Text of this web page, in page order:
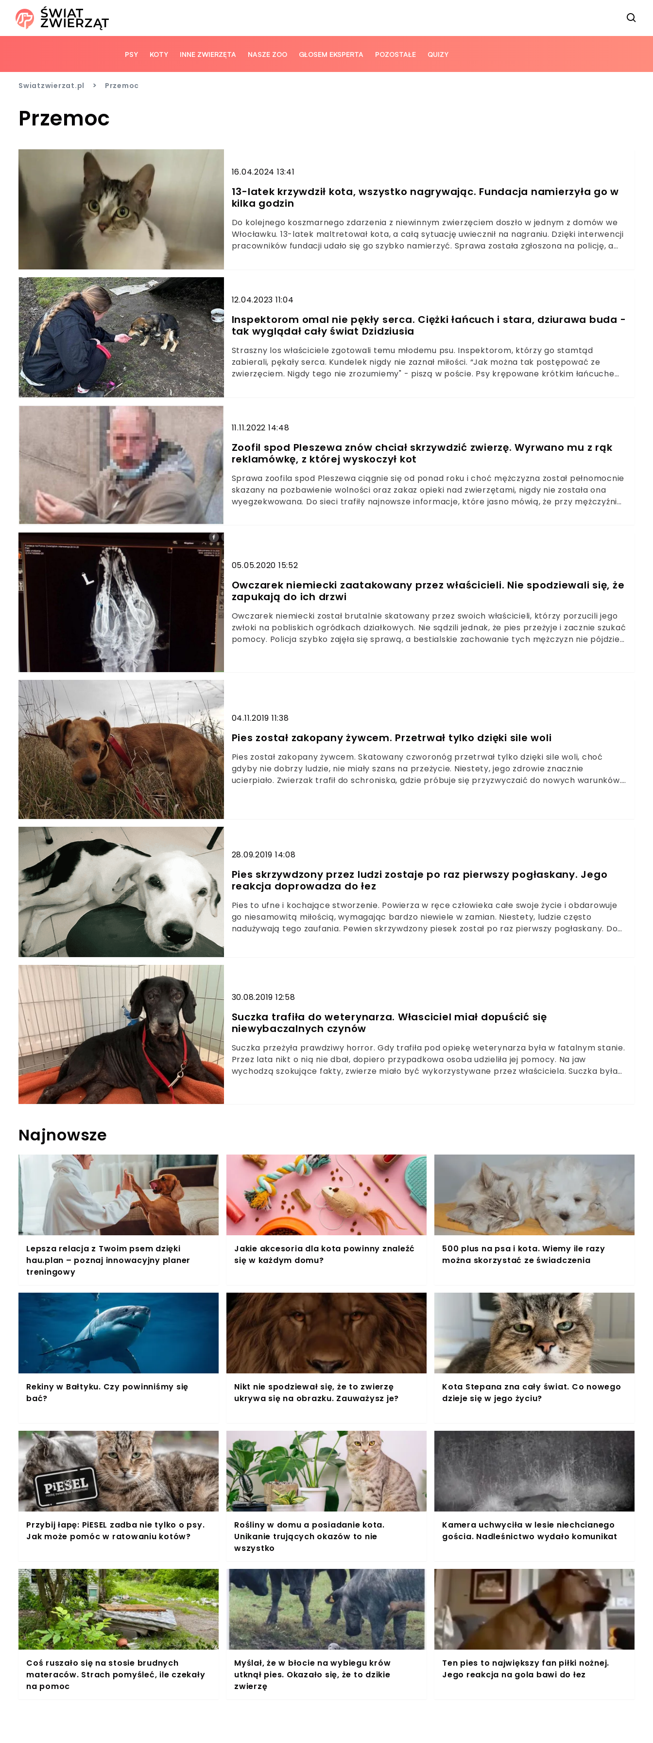
PSY KOTY INNE ZWIERZĘTA NASZE ZOO GŁOSEM EKSPERTA POZOSTAŁE QUIZY
Swiatzwierzat.pl > Przemoc
Przemoc
16.04.2024 13:41
13-latek krzywdził kota, wszystko nagrywając. Fundacja namierzyła go w
kilka godzin
Do kolejnego koszmarnego zdarzenia z niewinnym zwierzęciem doszło w jednym z domów we
Włocławku. 13-latek maltretował kota, a całą sytuację uwiecznił na nagraniu. Dzięki interwencji
pracowników fundacji udało się go szybko namierzyć. Sprawa została zgłoszona na policję, a
12.04.2023 11:04
Inspektorom omal nie pękły serca. Ciężki łańcuch i stara, dziurawa buda -
tak wyglądał cały świat Dzidziusia
Straszny los właściciele zgotowali temu młodemu psu. Inspektorom, którzy go stamtąd
zabierali, pękały serca. Kundelek nigdy nie zaznał miłości. “Jak można tak postępować ze
zwierzęciem. Nigdy tego nie zrozumiemy" - piszą w poście. Psy krępowane krótkim łańcuchem,
11.11.2022 14:48
Zoofil spod Pleszewa znów chciał skrzywdzić zwierzę. Wyrwano mu z rąk
reklamówkę, z której wyskoczył kot
Sprawa zoofila spod Pleszewa ciągnie się od ponad roku i choć mężczyzna został pełnomocnie
skazany na pozbawienie wolności oraz zakaz opieki nad zwierzętami, nigdy nie została ona
wyegzekwowana. Do sieci trafiły najnowsze informacje, które jasno mówią, że przy mężczyźnie
nad zwierzętami, odebrano kolejną suczkę, która miała ślady po aktach zoofilskich. Teraz
znaleziono przy nim kolejne zwierzę.
05.05.2020 15:52
Owczarek niemiecki zaatakowany przez właścicieli. Nie spodziewali się, że
zapukają do ich drzwi
Owczarek niemiecki został brutalnie skatowany przez swoich właścicieli, którzy porzucili jego
zwłoki na pobliskich ogródkach działkowych. Nie sądzili jednak, że pies przeżyje i zacznie szukać
pomocy. Policja szybko zajęła się sprawą, a bestialskie zachowanie tych mężczyzn nie pójdzie
04.11.2019 11:38
Pies został zakopany żywcem. Przetrwał tylko dzięki sile woli
Pies został zakopany żywcem. Skatowany czworonóg przetrwał tylko dzięki sile woli, choć
gdyby nie dobrzy ludzie, nie miały szans na przeżycie. Niestety, jego zdrowie znacznie
ucierpiało. Zwierzak trafił do schroniska, gdzie próbuje się przyzwyczaić do nowych warunków.
28.09.2019 14:08
Pies skrzywdzony przez ludzi zostaje po raz pierwszy pogłaskany. Jego
reakcja doprowadza do łez
Pies to ufne i kochające stworzenie. Powierza w ręce człowieka całe swoje życie i obdarowuje
go niesamowitą miłością, wymagając bardzo niewiele w zamian. Niestety, ludzie często
nadużywają tego zaufania. Pewien skrzywdzony piesek został po raz pierwszy pogłaskany. Do
30.08.2019 12:58
Suczka trafiła do weterynarza. Własciciel miał dopuścić się
niewybaczalnych czynów
Suczka przeżyła prawdziwy horror. Gdy trafiła pod opiekę weterynarza była w fatalnym stanie.
Przez lata nikt o nią nie dbał, dopiero przypadkowa osoba udzieliła jej pomocy. Na jaw
wychodzą szokujące fakty, zwierze miało być wykorzystywane przez właściciela. Suczka była
Najnowsze
Lepsza relacja z Twoim psem dzięki
hau.plan – poznaj innowacyjny planer
treningowy
Jakie akcesoria dla kota powinny znaleźć
się w każdym domu?
500 plus na psa i kota. Wiemy ile razy
można skorzystać ze świadczenia
Rekiny w Bałtyku. Czy powinniśmy się
bać?
Nikt nie spodziewał się, że to zwierzę
ukrywa się na obrazku. Zauważysz je?
Kota Stepana zna cały świat. Co nowego
dzieje się w jego życiu?
Przybij łapę: PiESEL zadba nie tylko o psy.
Jak może pomóc w ratowaniu kotów?
Rośliny w domu a posiadanie kota.
Unikanie trujących okazów to nie
wszystko
Kamera uchwyciła w lesie niechcianego
gościa. Nadleśnictwo wydało komunikat
Coś ruszało się na stosie brudnych
materaców. Strach pomyśleć, ile czekały
na pomoc
Myślał, że w błocie na wybiegu krów
utknął pies. Okazało się, że to dzikie
zwierzę
Ten pies to największy fan piłki nożnej.
Jego reakcja na gola bawi do łez